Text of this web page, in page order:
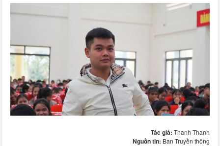
Tác giả: Thanh Thanh
Nguồn tin: Ban Truyền thông